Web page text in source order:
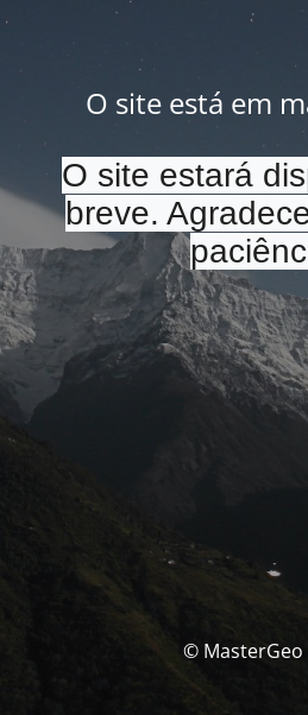
O site está em
O site estará
breve.
© MasterGeo